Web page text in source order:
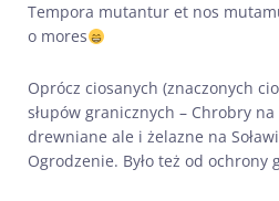
Tempora mutantur et nos
o mores
Oprócz ciosanych (znaczonych
słupów granicznych – Chrobry
drewniane ale i żelazne na
Ogrodzenie. Było też od ochrony